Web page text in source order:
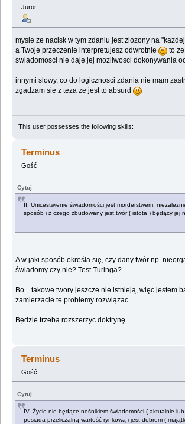
Juror
mysle ze nacisk w tym zdaniu jest zlozony na
a Twoje przeczenie interpretujesz odwrotnie
to
swiadomosci nie daje jej mozliwosci dokonywania
innymi slowy, co do logicznosci zdania nie mam
zgadzam sie z teza ze jest to absurd
This user possesses the following skills:
Terminus
Gość
Cytuj
II. Unicestwienie świadomości jest morderstwem,
sposób i z czego zbudowany jest twór ( istota ) będący jej
A w jaki sposób określa się, czy dany twór np.
świadomy czy nie? Test Turinga?
Bo... takowe twory jeszcze nie istnieją, więc jestem
zamierzacie te problemy rozwiązac.
Będzie trzeba rozszerzyc doktrynę...
Terminus
Gość
Cytuj
IV. Życie nie będące nośnikiem świadomości ( aktualnie lub
posiada przeliczalną wartość rynkową i jest dobrem (